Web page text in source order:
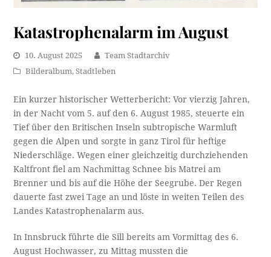
Katastrophenalarm im August
10. August 2025
Team Stadtarchiv
Bilderalbum,Stadtleben
Ein kurzer historischer Wetterbericht: Vor vierzig Jahren,
in der Nacht vom 5. auf den 6. August 1985, steuerte ein
Tief über den Britischen Inseln subtropische Warmluft
gegen die Alpen und sorgte in ganz Tirol für heftige
Niederschläge. Wegen einer gleichzeitig durchziehenden
Kaltfront fiel am Nachmittag Schnee bis Matrei am
Brenner und bis auf die Höhe der Seegrube. Der Regen
dauerte fast zwei Tage an und löste in weiten Teilen des
Landes Katastrophenalarm aus.
In Innsbruck führte die Sill bereits am Vormittag des 6.
August Hochwasser, zu Mittag mussten die